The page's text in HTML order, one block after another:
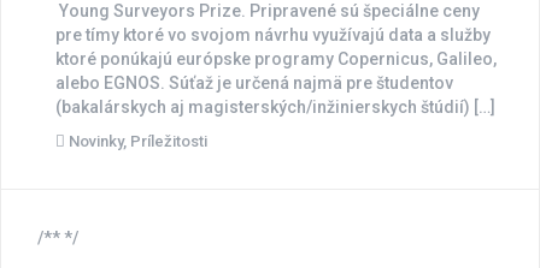
Young Surveyors Prize. Pripravené sú špeciálne ceny
pre tímy ktoré vo svojom návrhu využívajú data a služby
ktoré ponúkajú európske programy Copernicus, Galileo,
alebo EGNOS. Súťaž je určená najmä pre študentov
(bakalárskych aj magisterských/inžinierskych štúdií) […]
Novinky, Príležitosti
/** */